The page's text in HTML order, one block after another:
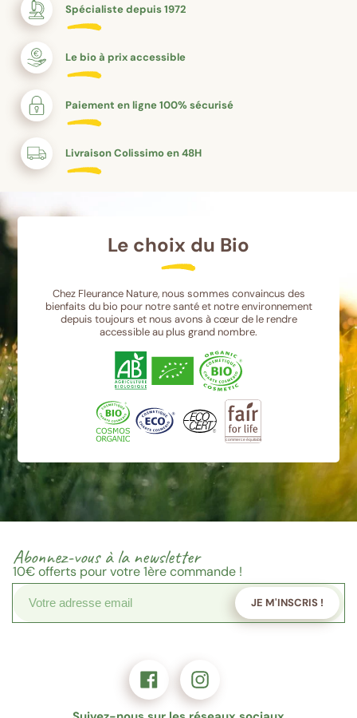
Spécialiste depuis 1972
Le bio à prix accessible
Paiement en ligne 100% sécurisé
Livraison Colissimo en 48H
Le choix du Bio
Chez Fleurance Nature, nous sommes convaincus des
bienfaits du bio pour notre santé et notre environnement
depuis toujours et nous avons à cœur de le rendre
accessible au plus grand nombre.
Abonnez-vous à la newsletter
10€offerts pour votre 1ère commande !
JE M'INSCRIS !